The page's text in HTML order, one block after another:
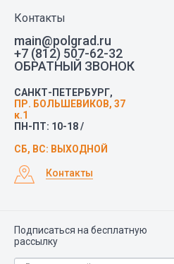
Контакты
main@polgrad.ru
+7 (812) 507-62-32
ОБРАТНЫЙ ЗВОНОК
САНКТ-ПЕТЕРБУРГ,
ПР. БОЛЬШЕВИКОВ, 37
к.1
ПН-ПТ: 10-18 /
СБ, ВС: ВЫХОДНОЙ
Контакты
Подписаться на бесплатную
рассылку